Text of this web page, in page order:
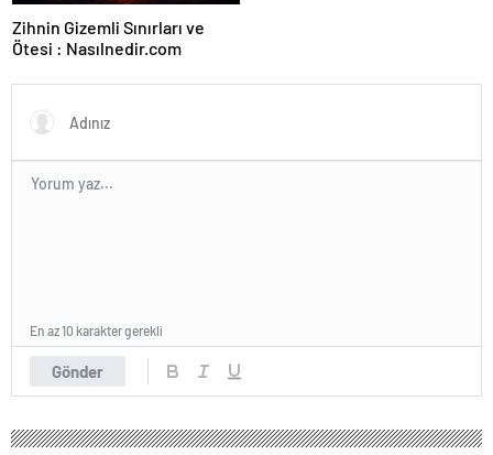
Zihnin Gizemli Sınırları ve
Ötesi : Nasılnedir.com
Gönder
En az 10 karakter gerekli